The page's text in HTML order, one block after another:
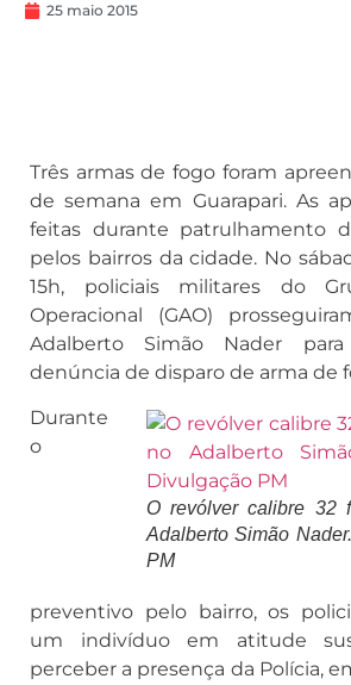
25 maio 2015
Três armas de fogo foram
de semana em Guarapari. As
feitas durante patrulhamento
pelos bairros da cidade. No
15h, policiais militares do
Operacional (GAO)
Adalberto Simão Nader
denúncia de disparo de arma de
O revólver calibre 32
Adalberto Simão
PM
Durante
o
preventivo pelo bairro, os
um indivíduo em atitude
perceber a presença da Polícia,